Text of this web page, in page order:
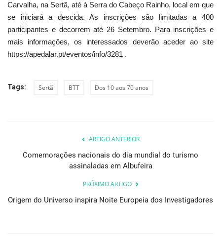
Carvalha, na Sertã, até à Serra do Cabeço Rainho, local em que
se iniciará a descida. As inscrições são limitadas a 400
participantes e decorrem até 26 Setembro. Para inscrições e
mais informações, os interessados deverão aceder ao site
https://apedalar.pt/eventos/info/3281 .
Tags: Sertã BTT Dos 10 aos 70 anos
ARTIGO ANTERIOR
Comemorações nacionais do dia mundial do turismo
assinaladas em Albufeira
PRÓXIMO ARTIGO
Origem do Universo inspira Noite Europeia dos Investigadores